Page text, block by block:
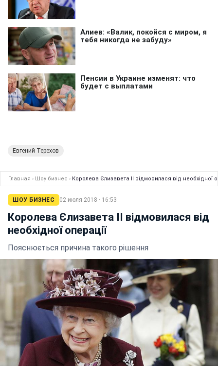
Евгений Терехов
Главная › Шоу бизнес › Королева Єлизавета II відмовилася від необхідної
ШОУ БИЗНЕС 02 июля 2018 · 16:53
Королева Єлизавета II відмовилася від
необхідної операції
Пояснюється причина такого рішення